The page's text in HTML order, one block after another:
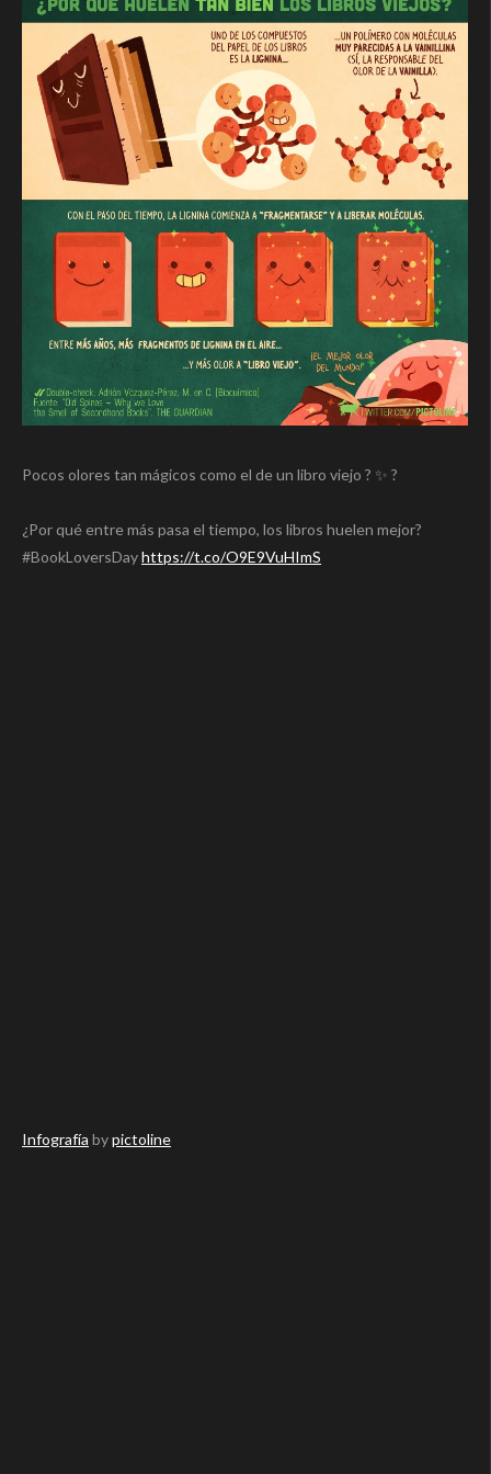
Pocos olores tan mágicos como el de un libro viejo ? ✨ ?
¿Por qué entre más pasa el tiempo, los libros huelen mejor?
#BookLoversDayhttps://t.co/O9E9VuHImS
Infografía bypictoline